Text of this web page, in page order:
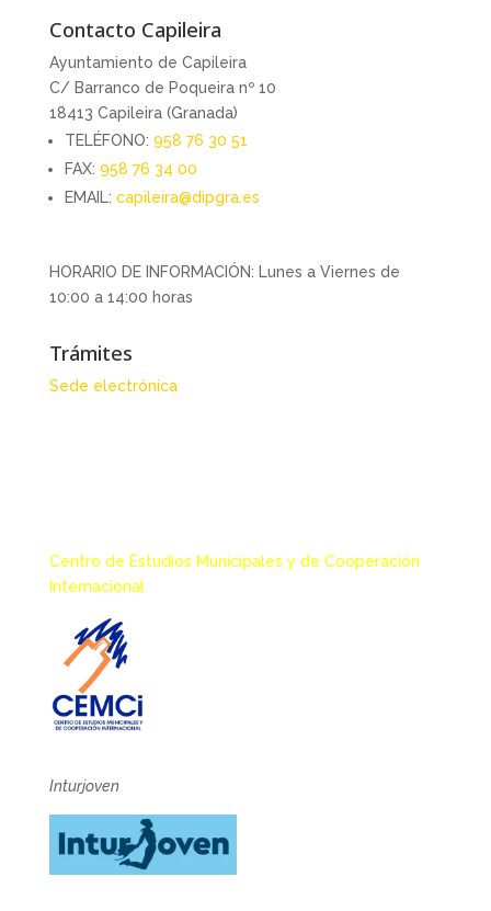
Contacto Capileira
Ayuntamiento de Capileira
C/ Barranco de Poqueira nº 10
18413 Capileira (Granada)
TELÉFONO: 958 76 30 51
FAX: 958 76 34 00
EMAIL: capileira@dipgra.es
HORARIO DE INFORMACIÓN: Lunes a Viernes de
10:00 a 14:00 horas
Trámites
Sede electrónica
Centro de Estudios Municipales y de Cooperación
Internacional
Inturjoven